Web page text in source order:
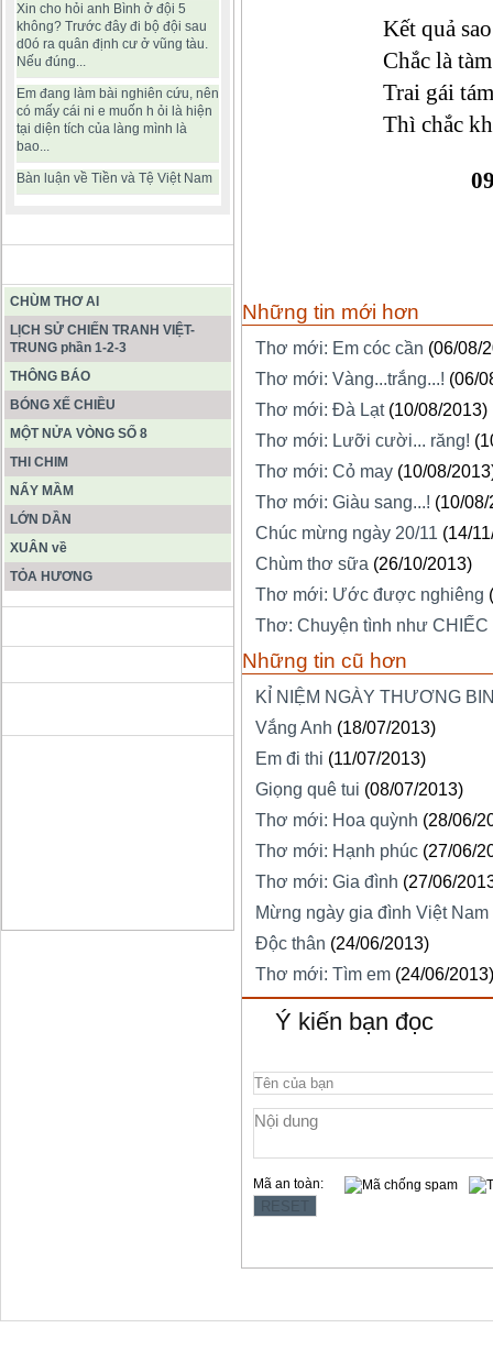
Xin cho hỏi anh Bình ở đội 5
không? Trước đây đi bộ đội sau
d0ó ra quân định cư ở vũng tàu.
Nếu đúng...
Em đang làm bài nghiên cứu, nên
có mấy cái ni e muốn h ỏi là hiện
tại diện tích của làng mình là
bao...
Bàn luận về Tiền và Tệ Việt Nam
CHÙM THƠ AI
LỊCH SỬ CHIẾN TRANH VIỆT-
TRUNG phần 1-2-3
THÔNG BÁO
BÓNG XẾ CHIỀU
MỘT NỬA VÒNG SỐ 8
THI CHIM
NẨY MẦM
LỚN DẦN
XUÂN về
TỎA HƯƠNG
Kết quả
Chắc là
Trai gái
Thì chắc
Những tin mới hơn
Thơ mới: Em cóc cần (06/08/
Thơ mới: Vàng...trắng...! (06/
Thơ mới: Đà Lạt (10/08/2013)
Thơ mới: Lưỡi cười... răng!
Thơ mới: Cỏ may (10/08/
Thơ mới: Giàu sang...! (10/
Chúc mừng ngày 20/11 (14/
Chùm thơ sữa (26/10/2013)
Thơ mới: Ước được nghiêng
Thơ: Chuyện tình như CHIẾC
Những tin cũ hơn
KỈ NIỆM NGÀY THƯƠNG
Vắng Anh (18/07/2013)
Em đi thi (11/07/2013)
Giọng quê tui (08/07/2013)
Thơ mới: Hoa quỳnh (28/06/
Thơ mới: Hạnh phúc (27/06/
Thơ mới: Gia đình (27/06/
Mừng ngày gia đình Việt Nam
Độc thân (24/06/2013)
Thơ mới: Tìm em (24/06/2013)
Ý kiến bạn đọc
Mã an toàn: